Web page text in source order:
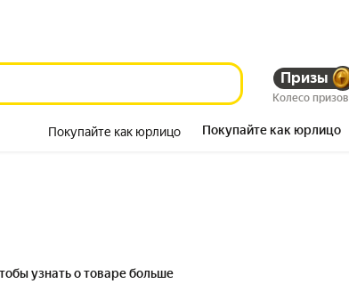
Призы
Колесо призов
Покупайте как юрлицо Покупайте как юрлицо
узнать о товаре больше